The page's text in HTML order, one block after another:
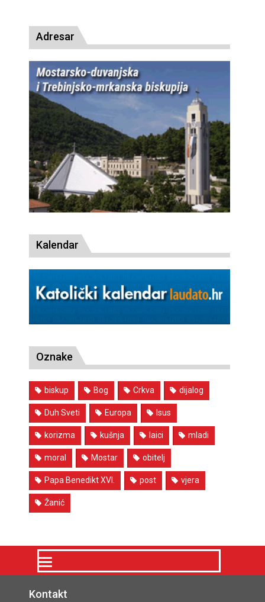
Adresar
Kalendar
Oznake
biskup Bog Crkva dijalog
Duh Sveti Europa Isus
korizma kušnja laici mladi
moral Mostar obitelj
Papa Benedikt XVI. post vjera
Žanić
Kontakt